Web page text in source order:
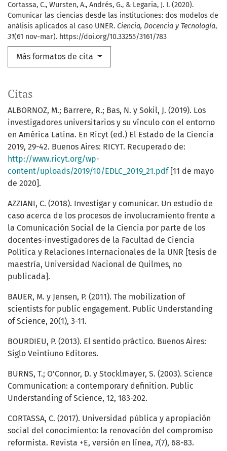
Cortassa, C., Wursten, A., Andrés, G., & Legaria, J. I. (2020).
Comunicar las ciencias desde las instituciones: dos modelos de
análisis aplicados al caso UNER. Ciencia, Docencia y Tecnología,
31(61 nov-mar). https://doi.org/10.33255/3161/783
Más formatos de cita
Citas
ALBORNOZ, M.; Barrere, R.; Bas, N. y Sokil, J. (2019). Los
investigadores universitarios y su vínculo con el entorno
en América Latina. En Ricyt (ed.) El Estado de la Ciencia
2019, 29-42. Buenos Aires: RICYT. Recuperado de:
http://www.ricyt.org/wp-
content/uploads/2019/10/EDLC_2019_21.pdf[11 de mayo
de 2020].
AZZIANI, C. (2018). Investigar y comunicar. Un estudio de
caso acerca de los procesos de involucramiento frente a
la Comunicación Social de la Ciencia por parte de los
docentes-investigadores de la Facultad de Ciencia
Política y Relaciones Internacionales de la UNR [tesis de
maestría, Universidad Nacional de Quilmes, no
publicada].
BAUER, M. y Jensen, P. (2011). The mobilization of
scientists for public engagement. Public Understanding
of Science, 20(1), 3-11.
BOURDIEU, P. (2013). El sentido práctico. Buenos Aires:
Siglo Veintiuno Editores.
BURNS, T.; O’Connor, D. y Stocklmayer, S. (2003). Science
Communication: a contemporary definition. Public
Understanding of Science, 12, 183-202.
CORTASSA, C. (2017). Universidad pública y apropiación
social del conocimiento: la renovación del compromiso
reformista. Revista +E, versión en línea, 7(7), 68-83.